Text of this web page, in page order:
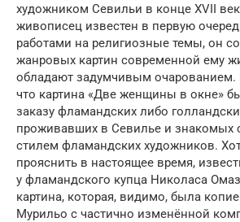
художником Севильи в конце XVII
живописец известен в первую
работами на религиозные темы, он
жанровых картин современной ему
обладают задумчивым очарованием.
что картина «Две женщины в окне»
заказу фламандских либо
проживавших в Севилье и знакомых
стилем фламандских художников.
прояснить в настоящее время,
у фламандского купца Николаса
картина, которая, видимо, была
Мурильо с частично изменённой